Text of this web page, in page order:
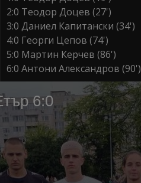
2:0 Теодор Доцев (27')
3:0 Даниел Капитански (34')
4:0 Георги Цепов (74')
5:0 Мартин Керчев (86')
6:0 Антони Александров (90')